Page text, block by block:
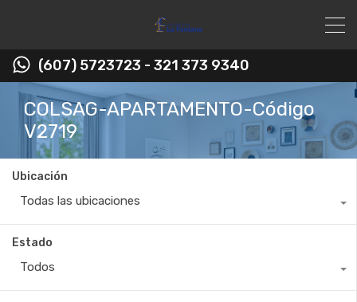
(607) 5723723 - 321 373 9340
COLSAG-APARTAMENTO-Código
V2719
Ubicación
Todas las ubicaciones
Estado
Todos